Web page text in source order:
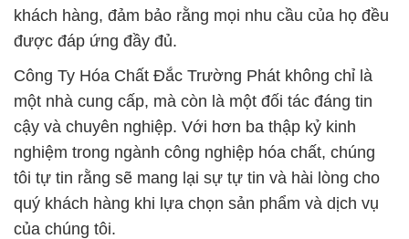
khách hàng, đảm bảo rằng mọi nhu cầu của họ đều
được đáp ứng đầy đủ.
Công Ty Hóa Chất Đắc Trường Phát không chỉ là
một nhà cung cấp, mà còn là một đối tác đáng tin
cậy và chuyên nghiệp. Với hơn ba thập kỷ kinh
nghiệm trong ngành công nghiệp hóa chất, chúng
tôi tự tin rằng sẽ mang lại sự tự tin và hài lòng cho
quý khách hàng khi lựa chọn sản phẩm và dịch vụ
của chúng tôi.